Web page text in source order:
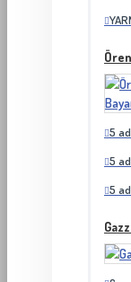
5
5
5